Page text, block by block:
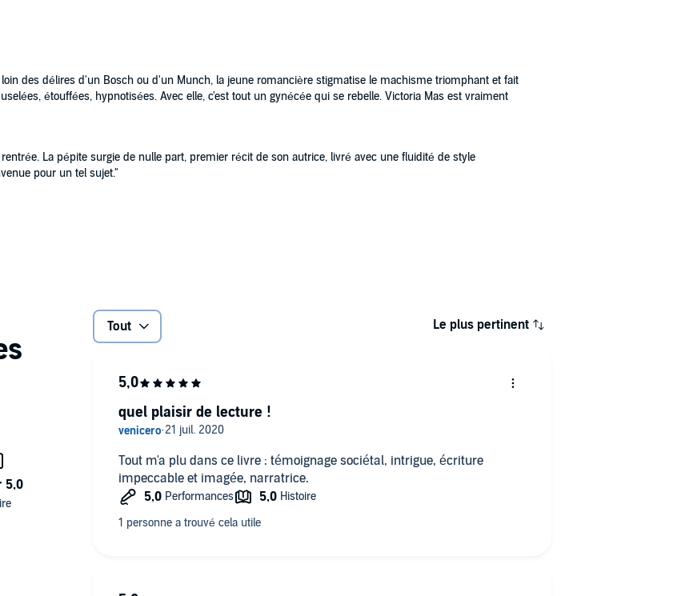
a tenté de contraindre au silence.
des délires d'un Bosch ou d'un Munch, la jeune romancière stigmatise le machisme triomphant et fait
étouffées, hypnotisées. Avec elle, c'est tout un gynécée qui se rebelle. Victoria Mas est vraiment
La pépite surgie de nulle part, premier récit de son autrice, livré avec une fluidité de style
pour un tel sujet."
Tout Le plus pertinent
Tout m'a plu dans ce livre : témoignage sociétal, intrigue, écriture
impeccable et imagée, narratrice.
quel plaisir de lecture !